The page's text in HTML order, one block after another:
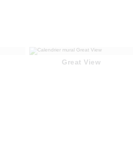
Great View